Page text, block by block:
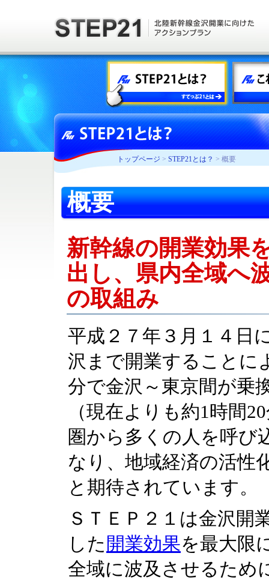
トップページ > STEP21とは？ > 概要
概要
新幹線の開業効果
出し、県内全域へ
の取組み
平成２７年３月１４日
沢まで開業することに
分で金沢～東京間が乗
（現在よりも約1時間
圏から多くの人を呼び
なり、地域経済の活性
と期待されています。
ＳＴＥＰ２１は金沢開
した 開業効果を最大限
全域に波及させるため